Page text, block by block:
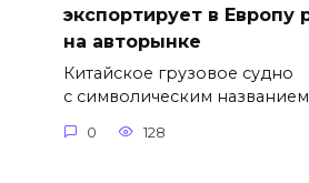
экспортирует в
на авторынке
Китайское грузовое судно
с символическим названием
0 128